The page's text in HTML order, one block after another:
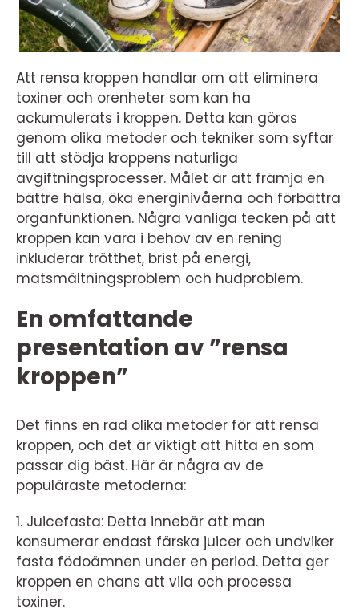
Att rensa kroppen handlar om att eliminera
toxiner och orenheter som kan ha
ackumulerats i kroppen. Detta kan göras
genom olika metoder och tekniker som syftar
till att stödja kroppens naturliga
avgiftningsprocesser. Målet är att främja en
bättre hälsa, öka energinivåerna och förbättra
organfunktionen. Några vanliga tecken på att
kroppen kan vara i behov av en rening
inkluderar trötthet, brist på energi,
matsmältningsproblem och hudproblem.
En omfattande
presentation av ”rensa
kroppen”
Det finns en rad olika metoder för att rensa
kroppen, och det är viktigt att hitta en som
passar dig bäst. Här är några av de
populäraste metoderna:
1. Juicefasta: Detta innebär att man
konsumerar endast färska juicer och undviker
fasta födoämnen under en period. Detta ger
kroppen en chans att vila och processa
toxiner.